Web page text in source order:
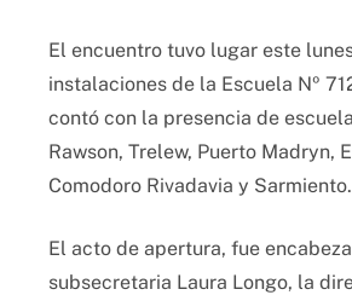
El encuentro tuvo lugar este
instalaciones de la Escuela Nº
contó con la presencia de
Rawson, Trelew, Puerto Madryn,
Comodoro Rivadavia y Sarmiento.
El acto de apertura, fue
subsecretaria Laura Longo, la